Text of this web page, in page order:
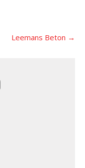
Leemans Beton →